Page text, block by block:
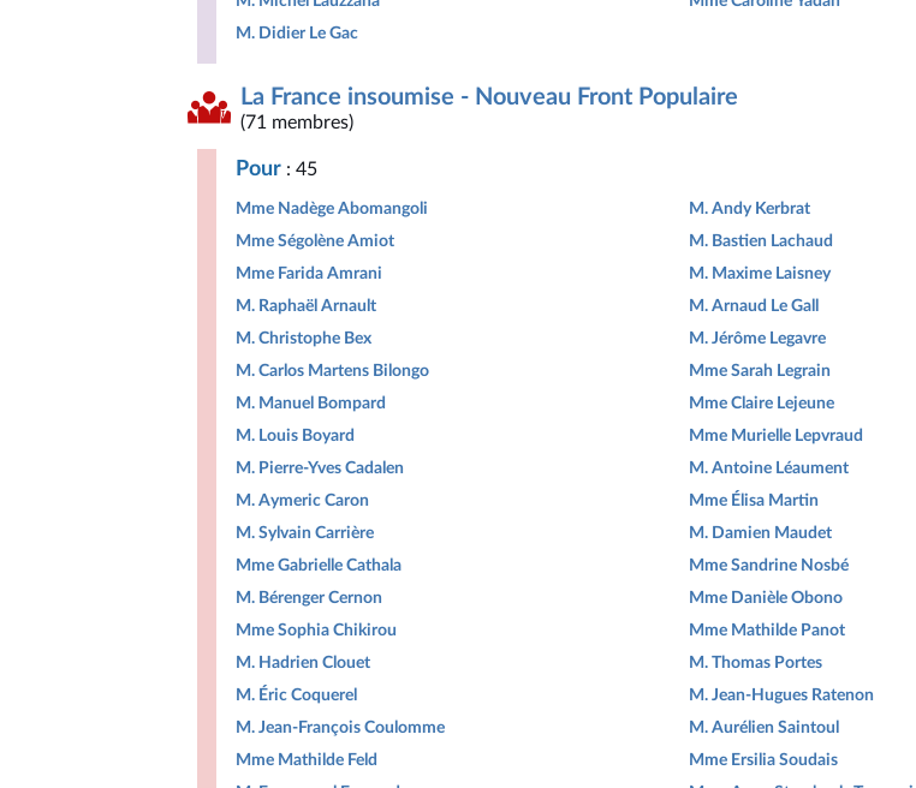
M. Didier Le Gac
La France insoumise - Nouveau Front Populaire
(71 membres)
Pour : 45
Mme Nadège Abomangoli
Mme Ségolène Amiot
Mme Farida Amrani
M. Raphaël Arnault
M. Christophe Bex
M. Carlos Martens Bilongo
M. Manuel Bompard
M. Louis Boyard
M. Pierre-Yves Cadalen
M. Aymeric Caron
M. Sylvain Carrière
Mme Gabrielle Cathala
M. Bérenger Cernon
Mme Sophia Chikirou
M. Hadrien Clouet
M. Éric Coquerel
M. Jean-François Coulomme
Mme Mathilde Feld
M. Andy Kerbrat
M. Bastien Lachaud
M. Maxime Laisney
M. Arnaud Le Gall
M. Jérôme Legavre
Mme Sarah Legrain
Mme Claire Lejeune
Mme Murielle Lepvraud
M. Antoine Léaument
Mme Élisa Martin
M. Damien Maudet
Mme Sandrine Nosbé
Mme Danièle Obono
Mme Mathilde Panot
M. Thomas Portes
M. Jean-Hugues Ratenon
M. Aurélien Saintoul
Mme Ersilia Soudais